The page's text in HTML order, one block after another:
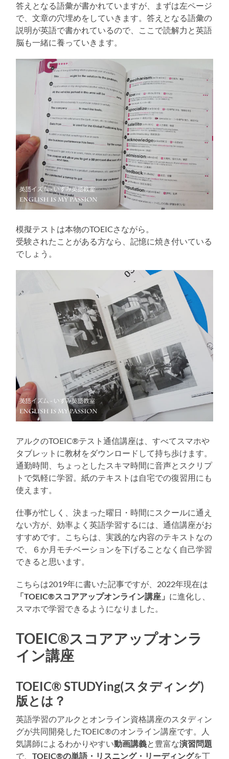
答えとなる語彙が書かれていますが、まずは左ページ
で、文章の穴埋めをしていきます。答えとなる語彙の
説明が英語で書かれているので、ここで読解力と英語
脳も一緒に養っていきます。
模擬テストは本物のTOEICさながら。
受験されたことがある方なら、記憶に焼き付いている
でしょう。
アルクのTOEIC®テスト通信講座は、すべてスマホや
タブレットに教材をダウンロードして持ち歩けます。
通勤時間、ちょっとしたスキマ時間に音声とスクリプ
トで気軽に学習。紙のテキストは自宅での復習用にも
使えます。
仕事が忙しく、決まった曜日・時間にスクールに通え
ない方が、効率よく英語学習するには、通信講座がお
すすめです。こちらは、実践的な内容のテキストなの
で、６か月モチベーションを下げることなく自己学習
できると思います。
こちらは2019年に書いた記事ですが、2022年現在は
「TOEIC®スコアアップオンライン講座」 に進化し、
スマホで学習できるようになりました。
TOEIC®スコアアップオンラ
イン講座
TOEIC® STUDYing(スタディング)
版とは？
英語学習のアルクとオンライン資格講座のスタディン
グが共同開発したTOEIC®のオンライン講座です。人
気講師によるわかりやすい動画講義と豊富な演習問題
で、TOEIC®の単語・リスニング・リーディングを丁